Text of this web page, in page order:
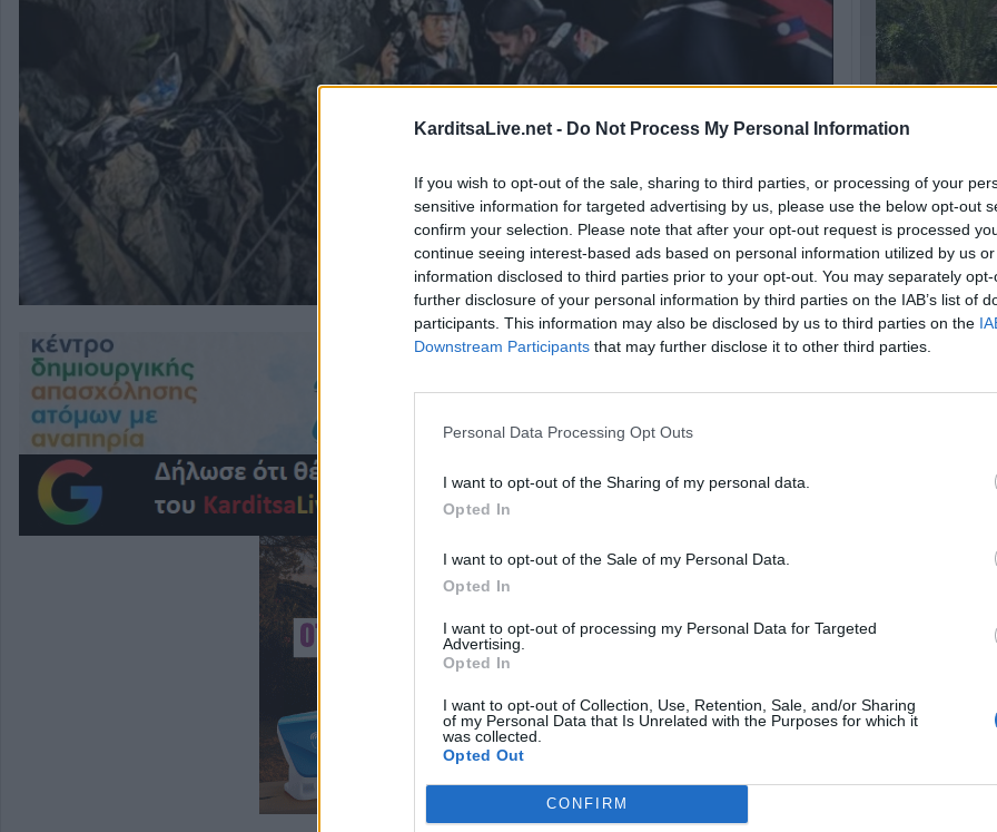
KarditsaLive.net - Do Not Process My Personal Information
If you wish to opt-out of the sale, sharing to third parties, or processing of your
sensitive information for targeted advertising by us, please use the below opt-out
confirm your selection. Please note that after your opt-out request is processed
continue seeing interest-based ads based on personal information utilized by us
information disclosed to third parties prior to your opt-out. You may separately
further disclosure of your personal information by third parties on the IAB’s list of
participants. This information may also be disclosed by us to third parties on the
Downstream Participants that may further disclose it to other third parties.
Personal Data Processing Opt Outs
I want to opt-out of the Sharing of my personal data.
Opted In
I want to opt-out of the Sale of my Personal Data.
Opted In
I want to opt-out of processing my Personal Data for Targeted
Advertising.
Opted In
I want to opt-out of Collection, Use, Retention, Sale, and/or Sharing
of my Personal Data that Is Unrelated with the Purposes for which it
was collected.
Opted Out
CONFIRM
συγκεκριμένες
Το Σάββατο 8
8 Αυγούστου 2026, 09:21
10 έως 14